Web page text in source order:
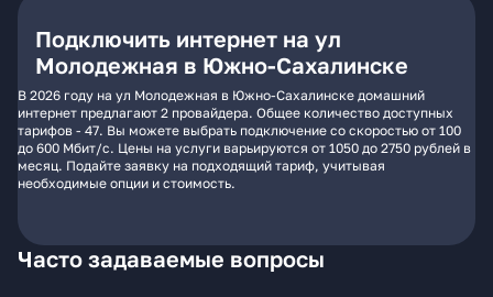
Подключить интернет на ул
Молодежная в Южно-Сахалинске
В 2026 году на ул Молодежная в Южно-Сахалинске домашний
интернет предлагают 2 провайдера. Общее количество доступных
тарифов - 47. Вы можете выбрать подключение со скоростью от 100
до 600 Мбит/с. Цены на услуги варьируются от 1050 до 2750 рублей в
месяц. Подайте заявку на подходящий тариф, учитывая
необходимые опции и стоимость.
Часто задаваемые вопросы